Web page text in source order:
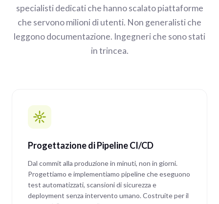
specialisti dedicati che hanno scalato piattaforme
che servono milioni di utenti. Non generalisti che
leggono documentazione. Ingegneri che sono stati
in trincea.
Progettazione di Pipeline CI/CD
Dal commit alla produzione in minuti, non in giorni.
Progettiamo e implementiamo pipeline che eseguono
test automatizzati, scansioni di sicurezza e
deployment senza intervento umano. Costruite per il